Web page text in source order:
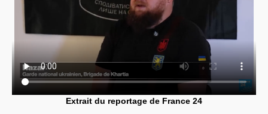
Extrait du reportage de France 24